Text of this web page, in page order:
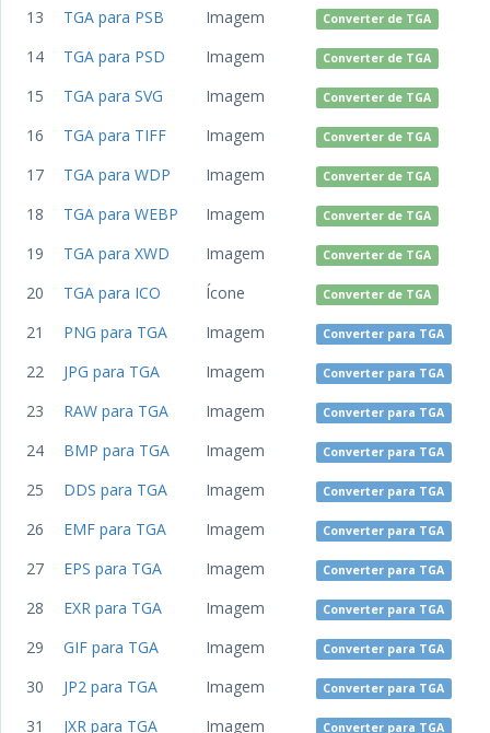
13 TGA para PSB Imagem Converter de TGA
14 TGA para PSD Imagem Converter de TGA
15 TGA para SVG Imagem Converter de TGA
16 TGA para TIFF Imagem Converter de TGA
17 TGA para WDP Imagem Converter de TGA
18 TGA para WEBP Imagem Converter de TGA
19 TGA para XWD Imagem Converter de TGA
20 TGA para ICO Ícone Converter de TGA
21 PNG para TGA Imagem Converter para TGA
22 JPG para TGA Imagem Converter para TGA
23 RAW para TGA Imagem Converter para TGA
24 BMP para TGA Imagem Converter para TGA
25 DDS para TGA Imagem Converter para TGA
26 EMF para TGA Imagem Converter para TGA
27 EPS para TGA Imagem Converter para TGA
28 EXR para TGA Imagem Converter para TGA
29 GIF para TGA Imagem Converter para TGA
30 JP2 para TGA Imagem Converter para TGA
31 JXR para TGA Imagem Converter para TGA